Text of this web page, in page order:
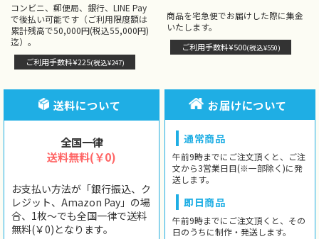
コンビニ、郵便局、銀行、LINE Pay
で後払い可能です（ご利用限度額は
累計残高で50,000円(税込55,000円)
迄）。
ご利用手数料¥225(税込¥247)
商品を宅急便でお届けした際に集金
いたします。
ご利用手数料¥500(税込¥550)
送料について
全国一律
送料無料(￥0)
お支払い方法が「銀行振込、ク
レジット、Amazon Pay」の場
合、1枚〜でも全国一律で送料
無料(￥0)となります。
お届けについて
通常商品
午前9時までにご注文頂くと、ご注
文から3営業日目(※一部除く)に発
送します。
即日商品
午前9時までにご注文頂くと、その
日のうちに制作・発送します。